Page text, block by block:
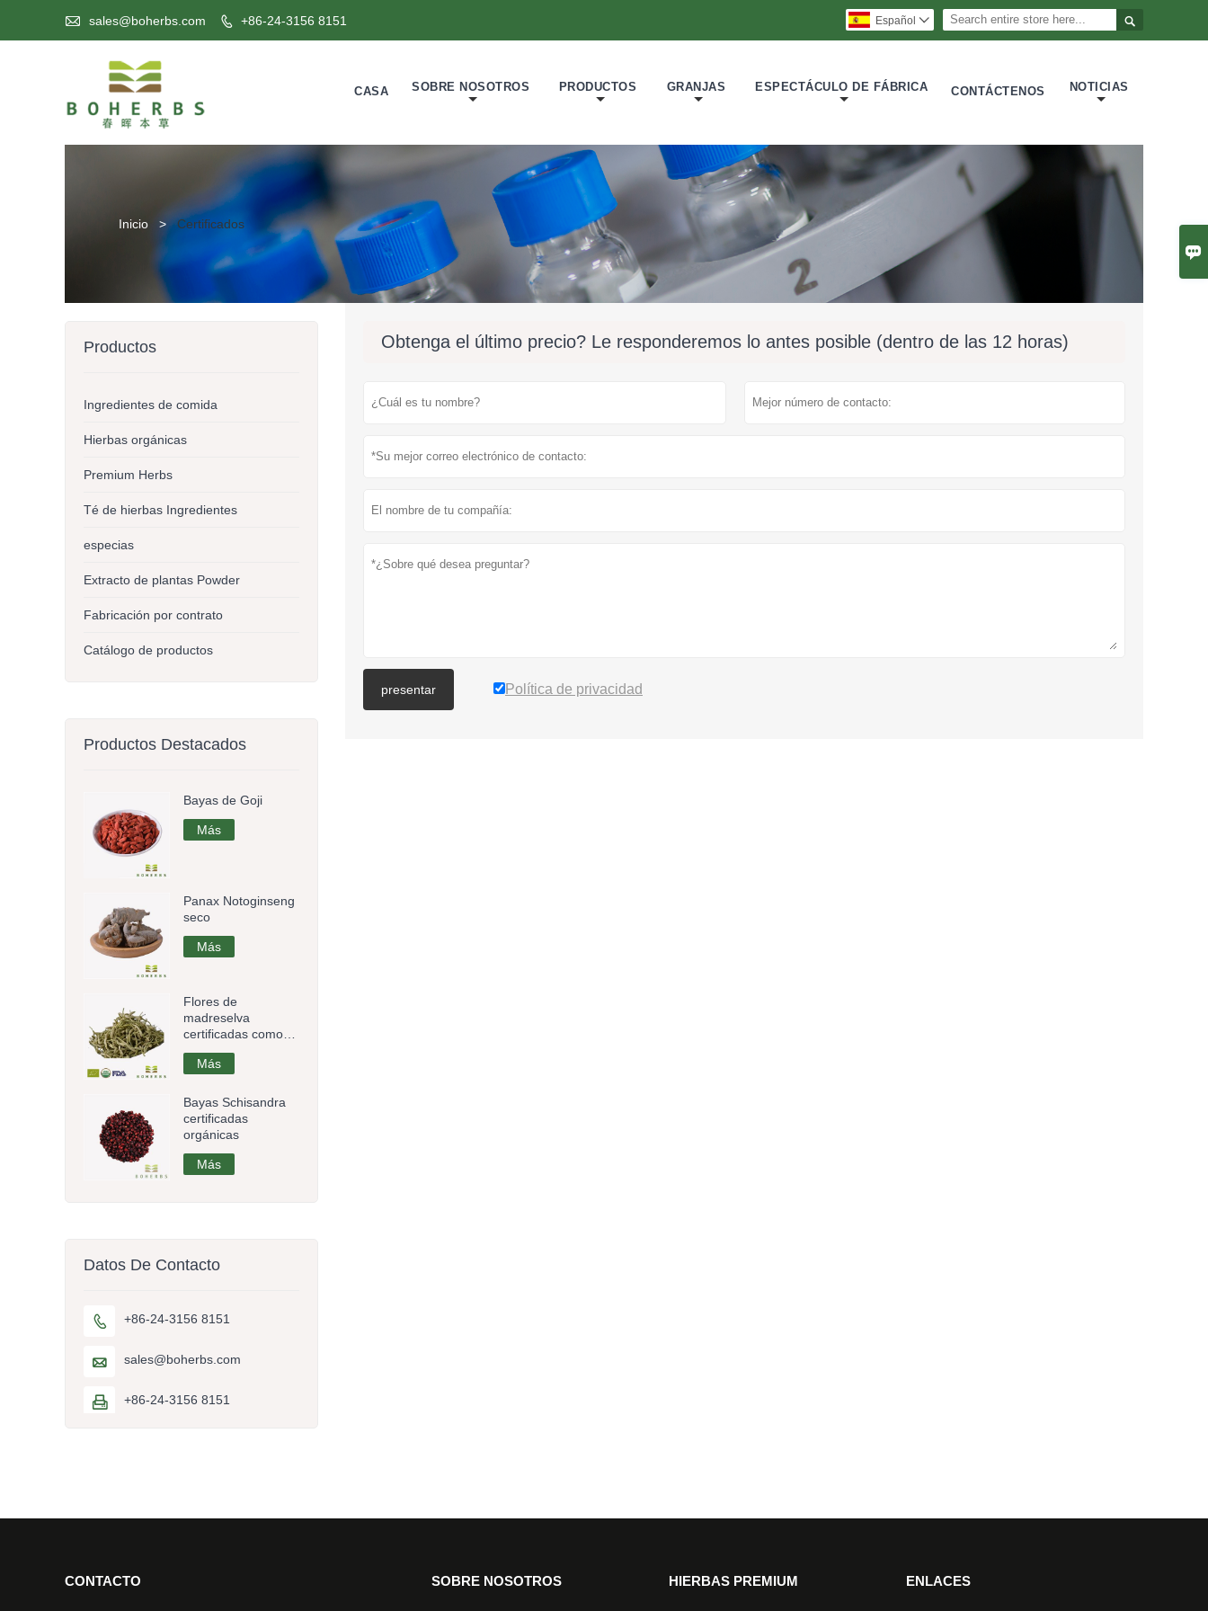

 sales@boherbs.com  +86-24-3156 8151 
Español 
CASA SOBRE NOSOTROS PRODUCTOS GRANJAS ESPECTÁCULO DE FÁBRICA CONTÁCTENOS NOTICIAS
Inicio > Certificados
Obtenga el último precio? Le responderemos lo antes posible (dentro de las 12 horas)
presentar Política de privacidad
Productos
Ingredientes de comida
Hierbas orgánicas
Premium Herbs
Té de hierbas Ingredientes
especias
Extracto de plantas Powder
Fabricación por contrato
Catálogo de productos
Productos Destacados
Bayas de Goji
Más
Panax Notoginseng
seco
Más
Flores de
madreselva
certificadas como
orgánicas
Más
Bayas Schisandra
certificadas
orgánicas
Más
Datos De Contacto
 +86-24-3156 8151
 sales@boherbs.com
 +86-24-3156 8151
CONTACTO SOBRE NOSOTROS HIERBAS PREMIUM ENLACES